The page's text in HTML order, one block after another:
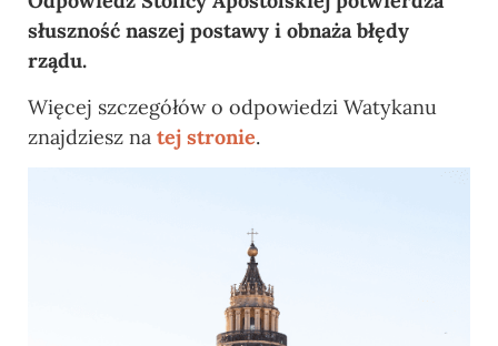
słuszność naszej postawy i obnaża błędy
rządu.
Więcej szczegółów o odpowiedzi Watykanu
znajdziesz na tej stronie.